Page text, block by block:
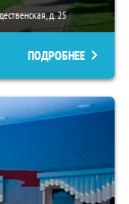
д. 25
ПОДРОБНЕЕ